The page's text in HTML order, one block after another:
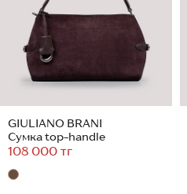
GIULIANO BRANI
Сумка top-handle
108 000 тг